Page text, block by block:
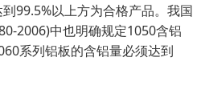
99.5%以上方为合格产品。我国
2006)中也明确规定1050含铝
系列铝板的含铝量必须达到